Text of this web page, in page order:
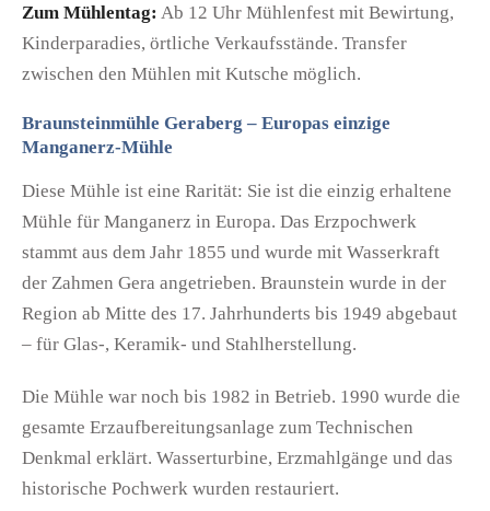
Zum Mühlentag: Ab 12 Uhr Mühlenfest mit Bewirtung,
Kinderparadies, örtliche Verkaufsstände. Transfer
zwischen den Mühlen mit Kutsche möglich.
Braunsteinmühle Geraberg – Europas einzige
Manganerz-Mühle
Diese Mühle ist eine Rarität: Sie ist die einzig erhaltene
Mühle für Manganerz in Europa. Das Erzpochwerk
stammt aus dem Jahr 1855 und wurde mit Wasserkraft
der Zahmen Gera angetrieben. Braunstein wurde in der
Region ab Mitte des 17. Jahrhunderts bis 1949 abgebaut
– für Glas-, Keramik- und Stahlherstellung.
Die Mühle war noch bis 1982 in Betrieb. 1990 wurde die
gesamte Erzaufbereitungsanlage zum Technischen
Denkmal erklärt. Wasserturbine, Erzmahlgänge und das
historische Pochwerk wurden restauriert.